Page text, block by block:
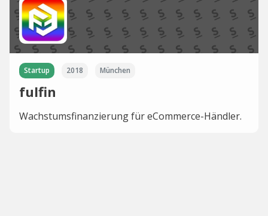
Startup 2018 München
fulfin
Wachstumsfinanzierung für eCommerce-Händler.